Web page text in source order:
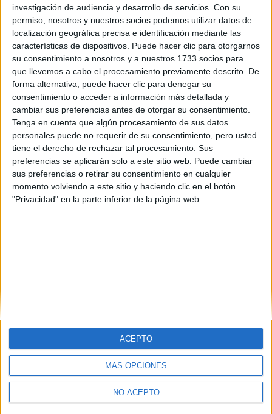
investigación de audiencia y desarrollo de servicios. Con su
permiso, nosotros y nuestros socios podemos utilizar datos de
localización geográfica precisa e identificación mediante las
características de dispositivos. Puede hacer clic para otorgarnos
su consentimiento a nosotros y a nuestros 1733 socios para
que llevemos a cabo el procesamiento previamente descrito. De
forma alternativa, puede hacer clic para denegar su
consentimiento o acceder a información más detallada y
cambiar sus preferencias antes de otorgar su consentimiento.
Tenga en cuenta que algún procesamiento de sus datos
personales puede no requerir de su consentimiento, pero usted
tiene el derecho de rechazar tal procesamiento. Sus
preferencias se aplicarán solo a este sitio web. Puede cambiar
sus preferencias o retirar su consentimiento en cualquier
momento volviendo a este sitio y haciendo clic en el botón
"Privacidad" en la parte inferior de la página web.
MÁS OPCIONES
NO ACEPTO
ACEPTO
Pídeles información ¡GRATIS!
Presencial |Alicante
Máster Universitario en
Terapia Ocupacional en Neurología
UNIVERSIDAD MIGUEL HERNáNDEZ DE ELCHE (Universidad
Pública)
Tipo: Máster
Pídeles información ¡GRATIS!
Seleccionar por provincia
Alicante(1)
Madrid(1)
Quiénes somos|Contactar|
Aviso legal|Politica de privacidad|Condiciones generales|Política
de cookies